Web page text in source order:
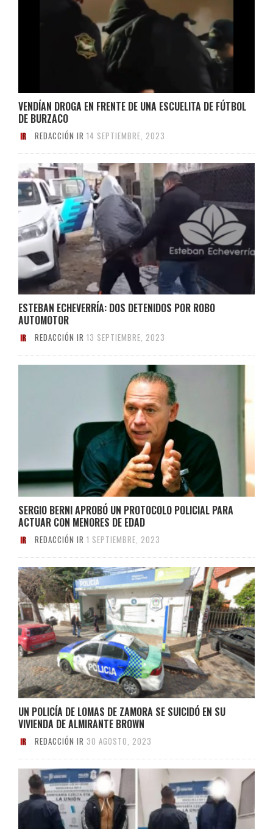
VENDÍAN DROGA EN FRENTE DE UNA ESCUELITA DE FÚTBOL
DE BURZACO
REDACCIÓN IR 14 SEPTIEMBRE, 2023
ESTEBAN ECHEVERRÍA: DOS DETENIDOS POR ROBO
AUTOMOTOR
REDACCIÓN IR 13 SEPTIEMBRE, 2023
SERGIO BERNI APROBÓ UN PROTOCOLO POLICIAL PARA
ACTUAR CON MENORES DE EDAD
REDACCIÓN IR 1 SEPTIEMBRE, 2023
UN POLICÍA DE LOMAS DE ZAMORA SE SUICIDÓ EN SU
VIVIENDA DE ALMIRANTE BROWN
REDACCIÓN IR 30 AGOSTO, 2023